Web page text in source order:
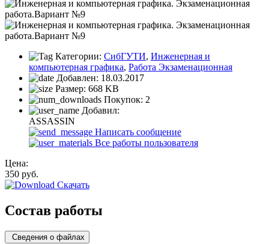
Категории: СибГУТИ, Инженерная и
компьютерная графика, Работа Экзаменационная
Добавлен: 18.03.2017
Размер: 668 KB
Покупок: 2
Добавил:
ASSASSIN
Написать сообщение
Все работы пользователя
Цена:
350 руб.
Скачать
Состав работы
Сведения о файлах